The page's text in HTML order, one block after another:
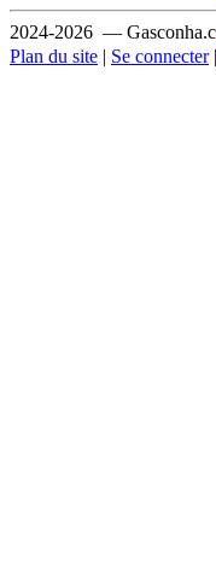
2024-2026 —
Plan du site | Se connecter|